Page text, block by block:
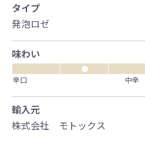
タイプ
発泡ロゼ
味わい
●
辛口
中辛
輸入元
株式会社 モトックス